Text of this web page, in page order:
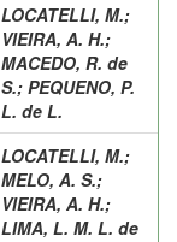
LOCATELLI, M.;
VIEIRA, A. H.;
MACEDO, R. de
S.; PEQUENO, P.
L. de L.
LOCATELLI, M.;
MELO, A. S.;
VIEIRA, A. H.;
LIMA, L. M. L. de